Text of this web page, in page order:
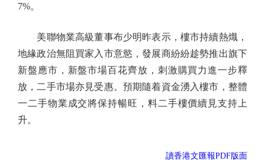
7%。
美聯物業高級董事布少明昨表示，樓市持續熱熾，
地緣政治無阻買家入市意慾，發展商紛紛趁勢推出旗下
新盤應市，新盤市場百花齊放，刺激購買力進一步釋
放，二手市場亦見受惠。預期隨着資金湧入樓市，整體
一二手物業成交將保持暢旺，料二手樓價續見支持上
升。
讀香港文匯報PDF版面